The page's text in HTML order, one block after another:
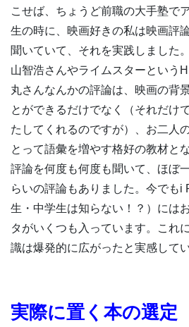
こせば、ちょうど前職の大手塾で
生の時に、映画好きの私は映画評
聞いていて、それを実践しました
山智浩さんやライムスターという
丸さんなんかの評論は、映画の背
とができるだけでなく（それだけ
たしてくれるのですが）、お二人
とって語彙を増やす格好の教材と
評論を何度も何度も聞いて、ほぼ
らいの評論もありました。今でもi
生・中学生は知らない！？）には
タがいくつも入っています。これ
識は爆発的に広がったと実感してい
実際に置く本の選定